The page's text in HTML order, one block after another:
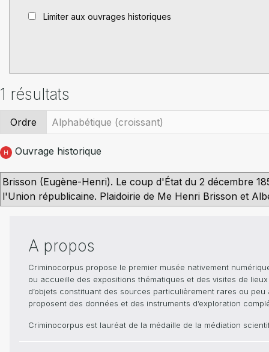
Limiter aux ouvrages historiques
1 résultats
Ordre
H Ouvrage historique
Brisson (Eugène-Henri). Le coup d'État du 2 décembre
l'Union républicaine. Plaidoirie de Me Henri Brisson et
A propos
Criminocorpus propose le premier musée nativement
ou accueille des expositions thématiques et des visites de
d’objets constituant des sources particulièrement rares ou
proposent des données et des instruments d’exploration
Criminocorpus est lauréat de la médaille de la médiation